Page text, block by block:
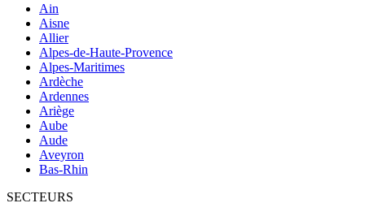
Ain
Aisne
Allier
Alpes-de-Haute-Provence
Alpes-Maritimes
Ardèche
Ardennes
Ariège
Aube
Aude
Aveyron
Bas-Rhin
SECTEURS